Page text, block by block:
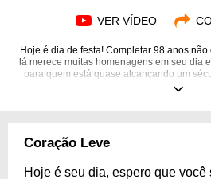
VER VÍDEO
Hoje é dia de festa! Completar 98 anos
lá merece muitas homenagens em seu dia
para quem está quase alcançando um
mensagens de
Coração Leve
Hoje é seu dia, espero que você